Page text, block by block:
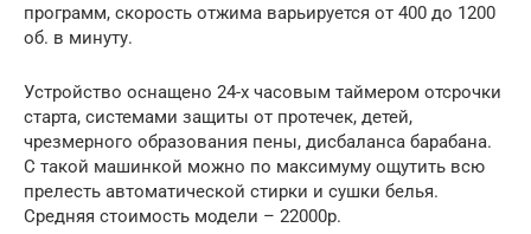
программ, скорость отжима варьируется от 400 до 1200
об. в минуту.
Устройство оснащено 24-х часовым таймером отсрочки
старта, системами защиты от протечек, детей,
чрезмерного образования пены, дисбаланса барабана.
С такой машинкой можно по максимуму ощутить всю
прелесть автоматической стирки и сушки белья.
Средняя стоимость модели – 22000р.